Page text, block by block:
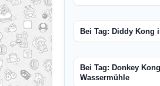
Bei Tag: Diddy Kong
Bei Tag: Donkey
Wassermühle